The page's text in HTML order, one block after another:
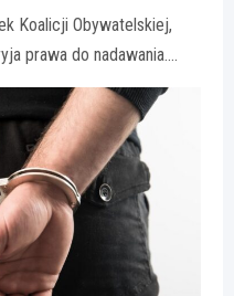
Koalicji Obywatelskiej,
prawa do nadawania.…